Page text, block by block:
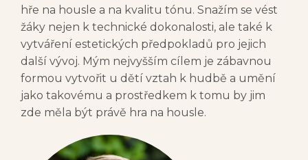
hře na housle a na kvalitu tónu. Snažím se vést
žáky nejen k technické dokonalosti, ale také k
vytváření estetických předpokladů pro jejich
další vývoj. Mým nejvyšším cílem je zábavnou
formou vytvořit u dětí vztah k hudbě a umění
jako takovému a prostředkem k tomu by jim
zde měla být právě hra na housle.